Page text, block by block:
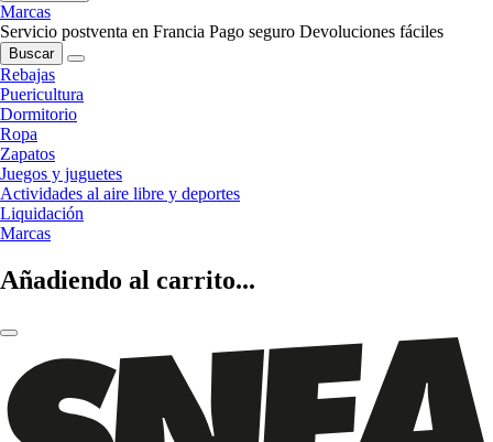
Marcas
Servicio postventa en Francia Pago seguro Devoluciones fáciles
Buscar
Rebajas
Puericultura
Dormitorio
Ropa
Zapatos
Juegos y juguetes
Actividades al aire libre y deportes
Liquidación
Marcas
Añadiendo al carrito...